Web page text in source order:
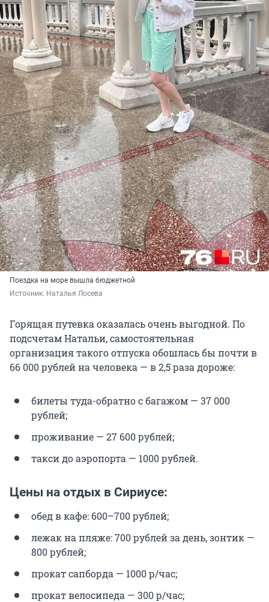
Поездка на море вышла бюджетной
Источник: Наталья Лосева
Горящая путевка оказалась очень выгодной. По
подсчетам Натальи, самостоятельная
организация такого отпуска обошлась бы почти в
66 000рублей на человека — в 2,5 раза дороже:
билеты туда-обратно с багажом — 37 000
рублей;
проживание — 27 600рублей;
такси до аэропорта — 1000 рублей.
Цены на отдых в Сириусе:
обед в кафе: 600–700 рублей;
лежак на пляже: 700 рублей за день, зонтик —
800 рублей;
прокат сапборда — 1000 р/час;
прокат велосипеда — 300 р/час;